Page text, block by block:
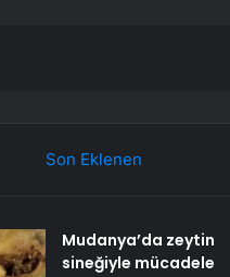
Son Eklenen
Mudanya’da zeytin
sineğiyle mücadele